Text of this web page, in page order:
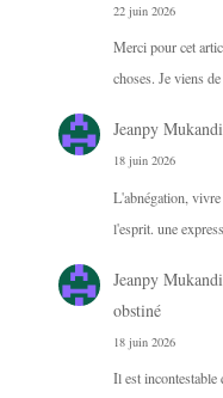
22 juin 2026
Merci pour cet
choses. Je viens
Jeanpy
18 juin 2026
L'abnégation,
l'esprit. une
Jeanpy
obstiné
18 juin 2026
Il est incontestable